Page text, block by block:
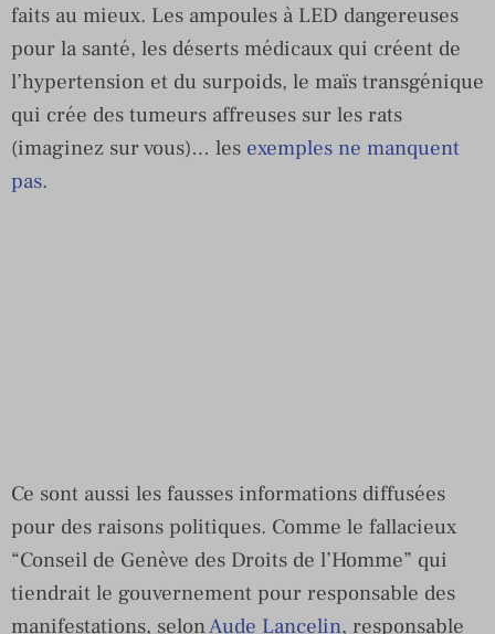
faits au mieux. Les ampoules à LED dangereuses
pour la santé, les déserts médicaux qui créent de
l’hypertension et du surpoids, le maïs transgénique
qui crée des tumeurs affreuses sur les rats
(imaginez sur vous)… les exemples ne manquent
pas.
Ce sont aussi les fausses informations diffusées
pour des raisons politiques. Comme le fallacieux
“Conseil de Genève des Droits de l’Homme” qui
tiendrait le gouvernement pour responsable des
manifestations, selonAude Lancelin, responsable